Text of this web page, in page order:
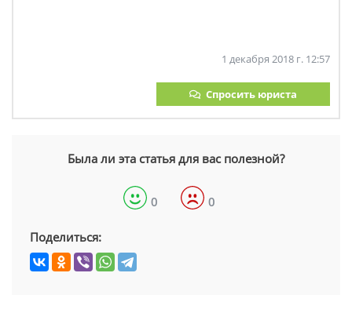
1 декабря 2018 г. 12:57
Спросить юриста
Была ли эта статья для вас полезной?
0 0
Поделиться: